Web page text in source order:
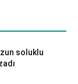
soluklu